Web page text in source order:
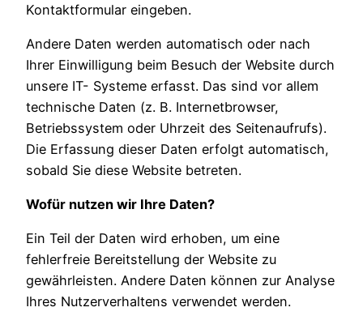
Kontaktformular eingeben.
Andere Daten werden automatisch oder nach
Ihrer Einwilligung beim Besuch der Website durch
unsere IT- Systeme erfasst. Das sind vor allem
technische Daten (z. B. Internetbrowser,
Betriebssystem oder Uhrzeit des Seitenaufrufs).
Die Erfassung dieser Daten erfolgt automatisch,
sobald Sie diese Website betreten.
Wofür nutzen wir Ihre Daten?
Ein Teil der Daten wird erhoben, um eine
fehlerfreie Bereitstellung der Website zu
gewährleisten. Andere Daten können zur Analyse
Ihres Nutzerverhaltens verwendet werden.